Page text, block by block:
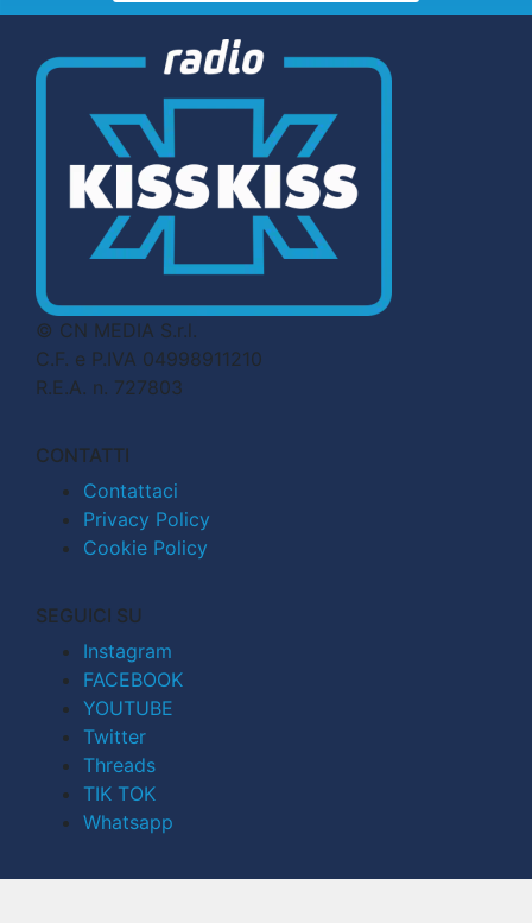
© CN MEDIA S.r.l.
C.F. e P.IVA 04998911210
R.E.A. n. 727803
CONTATTI
Contattaci
Privacy Policy
Cookie Policy
SEGUICI SU
Instagram
FACEBOOK
YOUTUBE
Twitter
Threads
TIK TOK
Whatsapp